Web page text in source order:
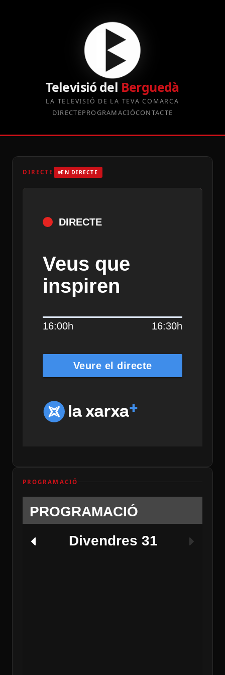
Televisió del Berguedà
LA TELEVISIÓ DE LA TEVA COMARCA
DIRECTEPROGRAMACIÓCONTACTE
DIRECTE EN DIRECTE
DIRECTE
Veus que
inspiren
16:00h 16:30h
Veure el directe
PROGRAMACIÓ
PROGRAMACIÓ
Divendres 31